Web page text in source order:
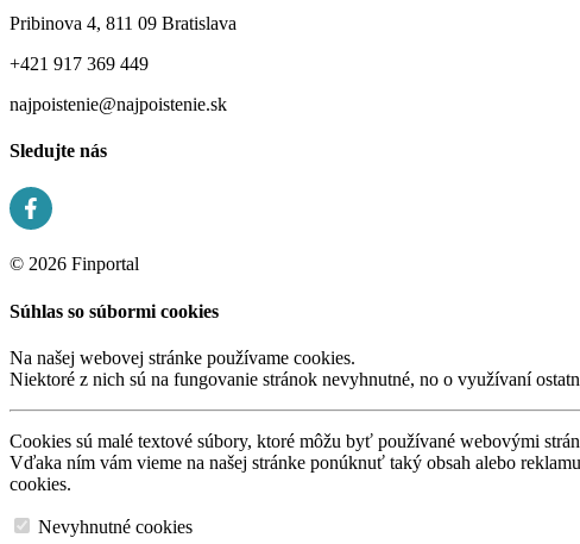
Pribinova 4, 811 09 Bratislava
+421 917 369 449
najpoistenie@najpoistenie.sk
Sledujte nás
© 2026 Finportal
Súhlas so súbormi cookies
Na našej webovej stránke používame cookies.
Niektoré z nich sú na fungovanie stránok nevyhnutné, no o využívaní
Cookies sú malé textové súbory, ktoré môžu byť používané webovými
Vďaka ním vám vieme na našej stránke ponúknuť taký obsah alebo
cookies.
Nevyhnutné cookies